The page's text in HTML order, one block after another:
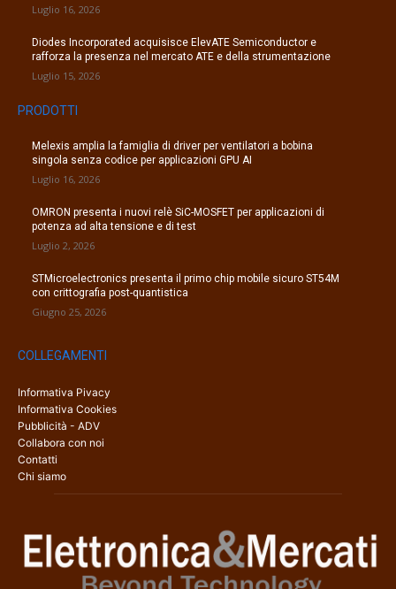
Luglio 16, 2026
Diodes Incorporated acquisisce ElevATE Semiconductor e
rafforza la presenza nel mercato ATE e della strumentazione
Luglio 15, 2026
PRODOTTI
Melexis amplia la famiglia di driver per ventilatori a bobina
singola senza codice per applicazioni GPU AI
Luglio 16, 2026
OMRON presenta i nuovi relè SiC-MOSFET per applicazioni di
potenza ad alta tensione e di test
Luglio 2, 2026
STMicroelectronics presenta il primo chip mobile sicuro ST54M
con crittografia post-quantistica
Giugno 25, 2026
COLLEGAMENTI
Informativa Pivacy
Informativa Cookies
Pubblicità - ADV
Collabora con noi
Contatti
Chi siamo